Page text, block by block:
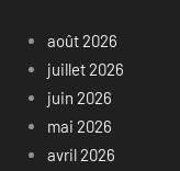
août 2026
juillet 2026
juin 2026
mai 2026
avril 2026